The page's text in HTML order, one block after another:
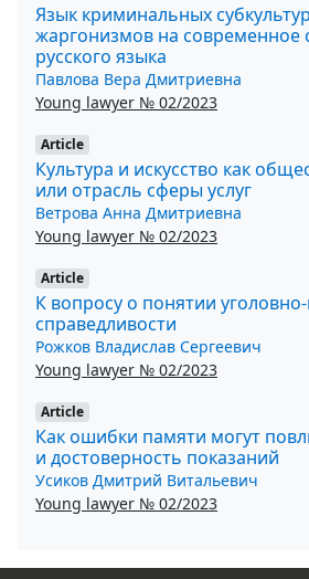
Язык криминальных
жаргонизмов на современное
русского языка
Павлова Вера Дмитриевна
Young lawyer № 02/2023
Article
Культура и искусство как
или отрасль сферы услуг
Ветрова Анна Дмитриевна
Young lawyer № 02/2023
Article
К вопросу о понятии
справедливости
Рожков Владислав Сергеевич
Young lawyer № 02/2023
Article
Как ошибки памяти могут
и достоверность показаний
Усиков Дмитрий Витальевич
Young lawyer № 02/2023